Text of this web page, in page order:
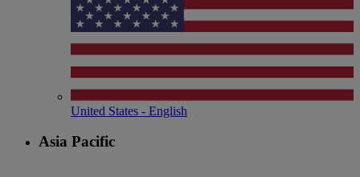
United States - English
Asia Pacific